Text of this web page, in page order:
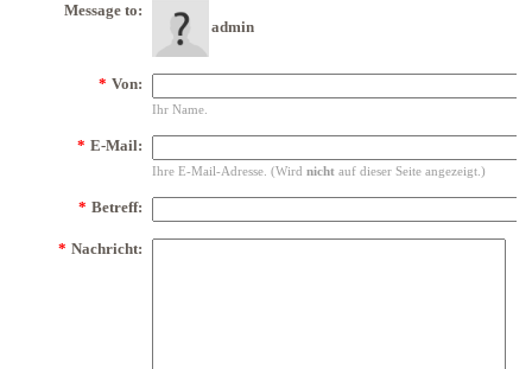
Message to:
admin
* Von:
Ihr Name.
* E-Mail:
Ihre E-Mail-Adresse. (Wird nicht auf dieser Seite angezeigt.)
* Betreff:
* Nachricht: